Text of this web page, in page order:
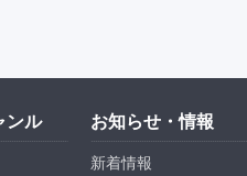
ンル お知らせ・情報
新着情報